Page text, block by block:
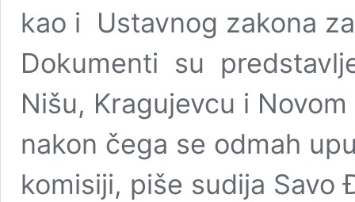
kao i Ustavnog zakona
Dokumenti su
Nišu, Kragujevcu i
nakon čega se odmah
komisiji, piše sudija Savo